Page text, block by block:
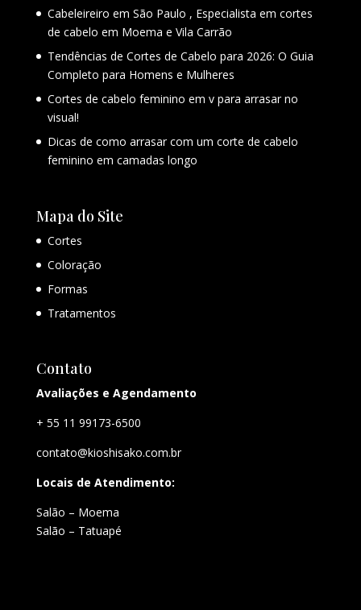
Cabeleireiro em São Paulo , Especialista em cortes
de cabelo em Moema e Vila Carrão
Tendências de Cortes de Cabelo para 2026: O Guia
Completo para Homens e Mulheres
Cortes de cabelo feminino em v para arrasar no
visual!
Dicas de como arrasar com um corte de cabelo
feminino em camadas longo
Mapa do Site
Cortes
Coloração
Formas
Tratamentos
Contato
Avaliações e Agendamento
+ 55 11 99173-6500
contato@kioshisako.com.br
Locais de Atendimento:
Salão – Moema
Salão – Tatuapé